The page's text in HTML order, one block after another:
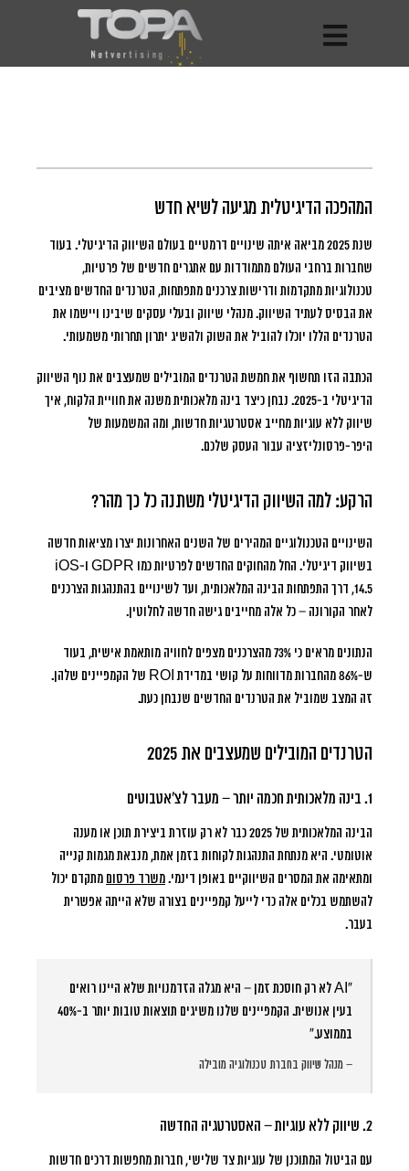
המהפכה הדיגיטלית מגיעה לשיא חדש
שנת 2025 מביאה איתה שינויים דרמטיים בעולם השיווק הדיגיטלי.
בעוד
שחברות ברחבי העולם מתמודדות עם אתגרים חדשים של פרטיות,
טכנולוגיות מתקדמות ודרישות צרכנים מתפתחות, הטרנדים החדשים מציבים
את הבסיס לעתיד השיווק. מנהלי שיווק ובעלי עסקים שיבינו ויישמו את
הטרנדים הללו יוכלו להוביל את השוק ולהשיג יתרון תחרותי משמעותי.
הכתבה הזו תחשוף את חמשת הטרנדים המובילים שמעצבים את נוף השיווק
הדיגיטלי ב-2025. נבחן כיצד בינה מלאכותית משנה את חוויית הלקוח, איך
שיווק ללא עוגיות מחייב אסטרטגיות חדשות, ומה המשמעות של
היפר-פרסונליזציה עבור העסק שלכם.
הרקע: למה השיווק הדיגיטלי משתנה כל כך מהר?
השינויים הטכנולוגיים המהירים של השנים האחרונות יצרו מציאות חדשה
בשיווק דיגיטלי. החל מהחוקים החדשים לפרטיות כמו GDPR ו-iOS
14.5, דרך התפתחות הבינה המלאכותית, ועד לשינויים בהתנהגות הצרכנים
לאחר הקורונה – כל אלה מחייבים גישה חדשה לחלוטין.
הנתונים מראים כי 73% מהצרכנים מצפים לחוויה מותאמת אישית
, בעוד
ש-86% מהחברות מדווחות על קושי במדידת ROI של הקמפיינים שלהן.
זה המצב שמוביל את הטרנדים החדשים שנבחן כעת.
הטרנדים המובילים שמעצבים את 2025
1. בינה מלאכותית חכמה יותר – מעבר לצ’אטבוטים
הבינה המלאכותית של 2025 כבר לא רק עוזרת ביצירת תוכן או מענה
אוטומטי. היא מנתחת התנהגות לקוחות בזמן אמת, מנבאת מגמות קנייה
ומתאימה את המסרים השיווקיים באופן דינמי.משרד פרסום מתקדם יכול
להשתמש בכלים אלה כדי לייעל קמפיינים בצורה שלא הייתה אפשרית
בעבר.
“AI לא רק חוסכת זמן – היא מגלה הזדמנויות שלא היינו רואים
בעין אנושית. הקמפיינים שלנו משיגים תוצאות טובות יותר ב-40%
בממוצע.”
– מנהל שיווק בחברת טכנולוגיה מובילה
2. שיווק ללא עוגיות – האסטרטגיה החדשה
עם הביטול המתוכנן של עוגיות צד שלישי, חברות מחפשות דרכים חדשות